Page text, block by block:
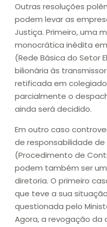
Outras resoluções
podem levar as
Justiça. Primeiro, uma
monocrática inédita
(Rede Básica do Setor
bilionária às
retificada em
parcialmente o
ainda será decidido.
Em outro caso
de responsabilidade de
(Procedimento de
podem também ser
diretoria. O primeiro
que teve a sua
questionada pelo
Agora, a revogação